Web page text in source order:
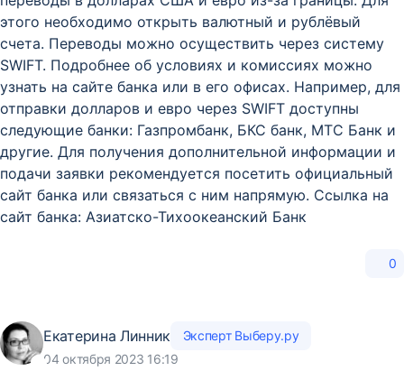
этого необходимо открыть валютный и рублёвый
счета. Переводы можно осуществить через систему
SWIFT. Подробнее об условиях и комиссиях можно
узнать на сайте банка или в его офисах. Например, для
отправки долларов и евро через SWIFT доступны
следующие банки: Газпромбанк, БКС банк, МТС Банк и
другие. Для получения дополнительной информации и
подачи заявки рекомендуется посетить официальный
сайт банка или связаться с ним напрямую. Ссылка на
сайт банка: Азиатско-Тихоокеанский Банк
0
Екатерина Линник
Эксперт Выберу.ру
04 октября 2023 16:19